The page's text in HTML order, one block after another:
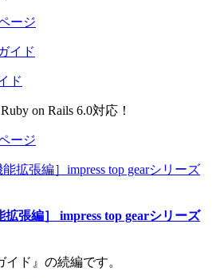
ージ
ド
on Rails 6.0対応！
ージ
張編］ impress top gearシリーズ
イド』の続編です。